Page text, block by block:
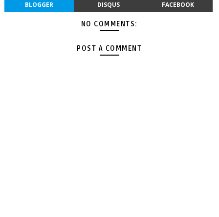
BLOGGER DISQUS FACEBOOK
NO COMMENTS:
POST A COMMENT